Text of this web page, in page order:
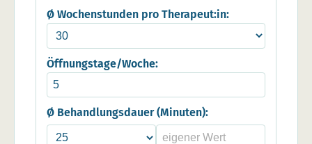
Ø Wochenstunden pro Therapeut:in:
Öffnungstage/Woche:
Ø Behandlungsdauer (Minuten):